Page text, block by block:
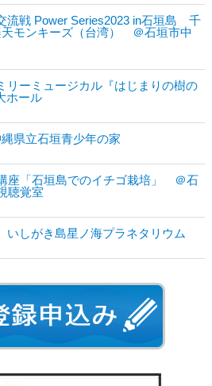
流戦 Power Series2023 in石垣島 千
モンキーズ（台湾） ＠石垣市中
ーミュージカル『はじまりの樹の
ホール
県立石垣青少年の家
座「石垣島でのイチゴ栽培」 ＠石
聴覚室
しがき島星ノ海プラネタリウム